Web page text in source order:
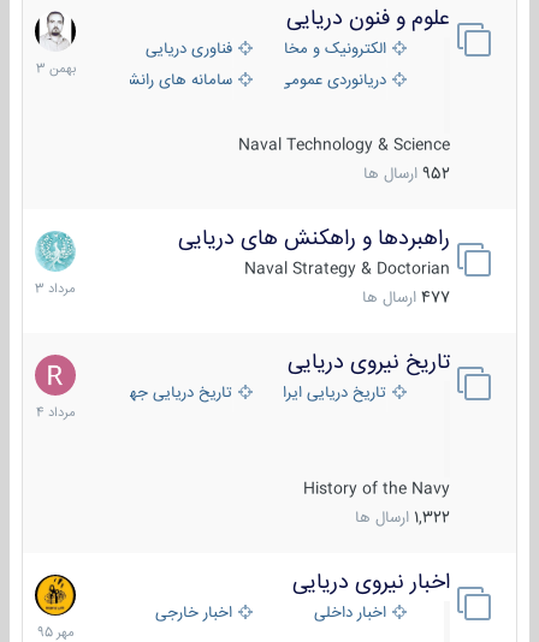
علوم و فنون دریایی
الکترونیک و مخابرات دریاییفناوری دریایی
دریانوردی عمومی
سامانه های رانشی دریایی
Naval Technology & Science
952 ارسال ها
6
بهمن
1403
راهبردها و راهکنش های دریایی
Naval Strategy & Doctorian
477 ارسال ها
2
مرداد
1403
تاریخ نیروی دریایی
تاریخ دریایی ایران تاریخ دریایی جهان
History of the Navy
1,322 ارسال ها
16
مرداد
1404
اخبار نیروی دریایی
اخبار داخلی اخبار خارجی
27
مهر
1395